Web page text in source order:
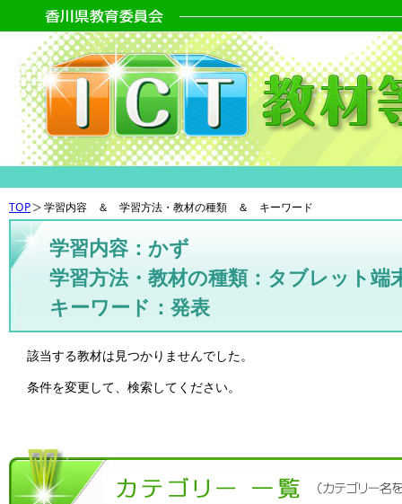
TOP 学習内容 ＆ 学習方法・教材の種類 ＆ キーワード
学習内容：かず
学習方法・教材の種類：タブレット端
キーワード：発表
該当する教材は見つかりませんでした。
条件を変更して、検索してください。